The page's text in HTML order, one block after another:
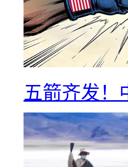
五箭齐发！